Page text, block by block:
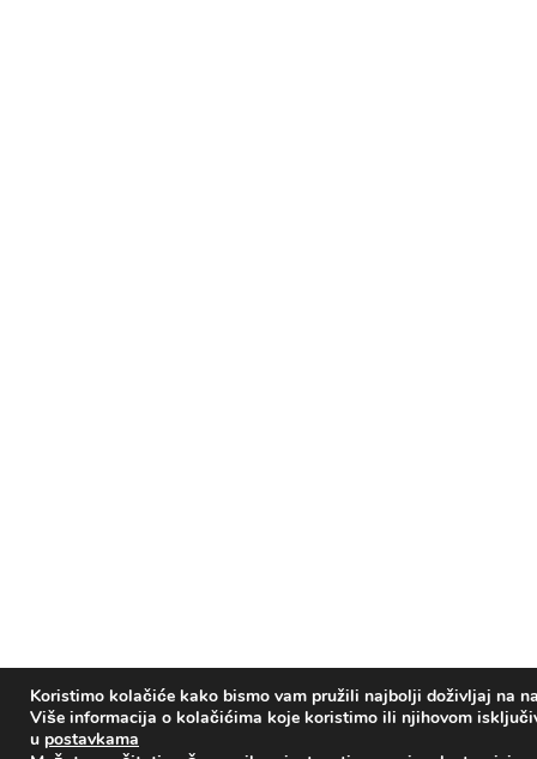
Koristimo kolačiće kako bismo vam pružili najbolji doživljaj na
Više informacija o kolačićima koje koristimo ili njihovom
u postavkama